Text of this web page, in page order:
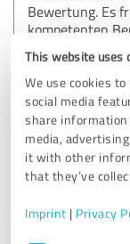
This website uses
We use cookies
social media
share information
media,
it with other
that they’ve
Imprint | Privacy
Consent
Bewertung. Es
kompetenten
freundlichen Art
zufrieden sind.
Sollten Sie
haben, zögern
Ihr Team von
5.00 out